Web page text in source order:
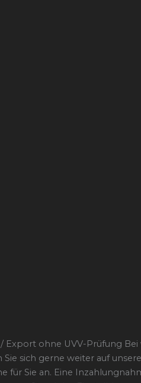
Export ohne UVV-Prüfung
Sie sich gerne weiter auf
Sie an. Eine